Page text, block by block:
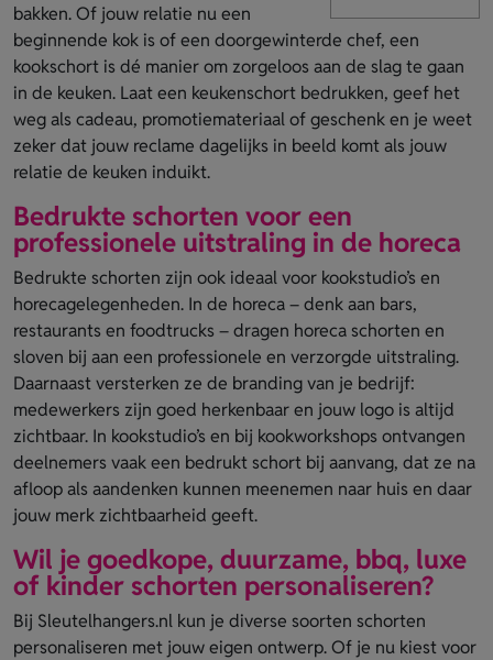
bakken. Of jouw relatie nu een
beginnende kok is of een doorgewinterde chef, een
kookschort is dé manier om zorgeloos aan de slag te gaan
in de keuken. Laat een keukenschort bedrukken, geef het
weg als cadeau, promotiemateriaal of geschenk en je weet
zeker dat jouw reclame dagelijks in beeld komt als jouw
relatie de keuken induikt.
Bedrukte schorten voor een
professionele uitstraling in de horeca
Bedrukte schorten zijn ook ideaal voor kookstudio’s en
horecagelegenheden. In de horeca – denk aan bars,
restaurants en foodtrucks – dragen horeca schorten en
sloven bij aan een professionele en verzorgde uitstraling.
Daarnaast versterken ze de branding van je bedrijf:
medewerkers zijn goed herkenbaar en jouw logo is altijd
zichtbaar. In kookstudio’s en bij kookworkshops ontvangen
deelnemers vaak een bedrukt schort bij aanvang, dat ze na
afloop als aandenken kunnen meenemen naar huis en daar
jouw merk zichtbaarheid geeft.
Wil je goedkope, duurzame, bbq, luxe
of kinder schorten personaliseren?
Bij Sleutelhangers.nl kun je diverse soorten schorten
personaliseren met jouw eigen ontwerp. Of je nu kiest voor